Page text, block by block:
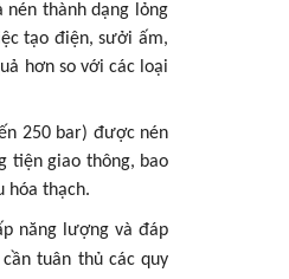
nén thành dạng lỏng
tạo điện, sưởi ấm,
hơn so với các loại
250 bar) được nén
tiện giao thông, bao
hóa thạch.
năng lượng và đáp
tuân thủ các quy